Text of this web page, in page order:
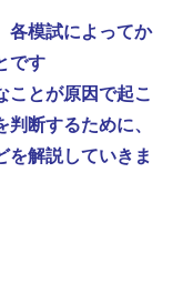
各模試によってか
です
ことが原因で起こ
断するために、
を解説していきま